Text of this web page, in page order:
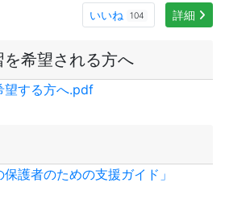
いいね 104 詳細
希望される方へ
望する方へ.pdf
護者のための支援ガイド」